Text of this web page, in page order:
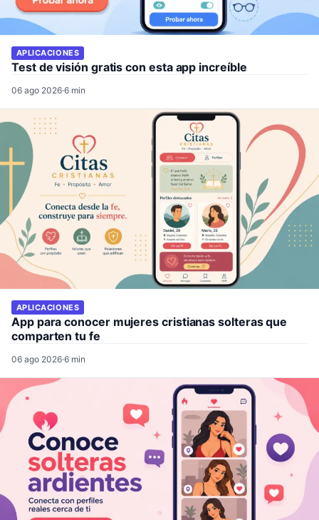
APLICACIONES
Test de visión gratis con esta app increíble
06 ago 2026·6 min
APLICACIONES
App para conocer mujeres cristianas solteras que
comparten tu fe
06 ago 2026·6 min